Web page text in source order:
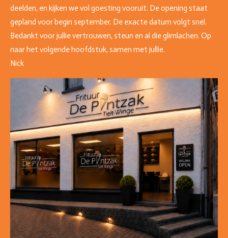
deelden, en kijken we vol goesting vooruit. De opening staat
gepland voor begin september. De exacte datum volgt snel.
Bedankt voor jullie vertrouwen, steun en al die glimlachen. Op
naar het volgende hoofdstuk, samen met jullie.
Nick